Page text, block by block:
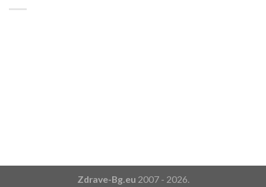
Zdrave-Bg.eu 2007 - 2026.